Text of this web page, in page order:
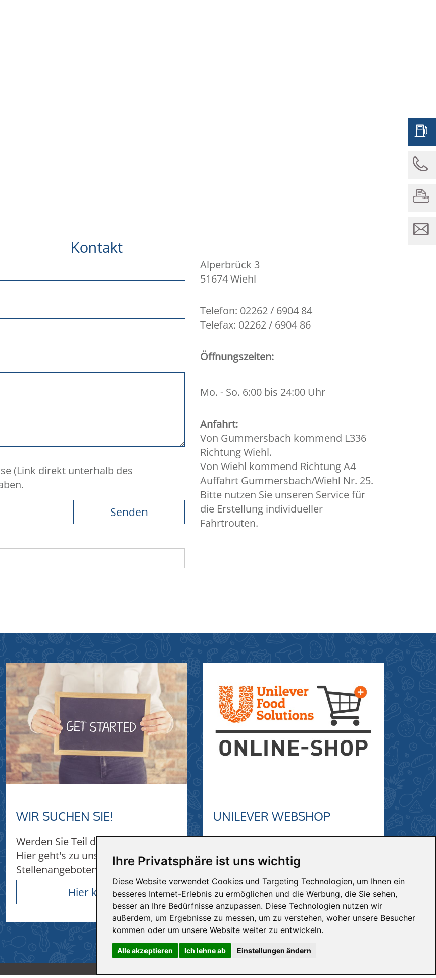
Ihre Privatsphäre ist uns wichtig
Diese Website verwendet Cookies und Targeting Technologien, um Ihnen ein
besseres Internet-Erlebnis zu ermöglichen und die Werbung, die Sie sehen,
besser an Ihre Bedürfnisse anzupassen. Diese Technologien nutzen wir
außerdem, um Ergebnisse zu messen, um zu verstehen, woher unsere Besucher
kommen oder um unsere Website weiter zu entwickeln.
Alle akzeptieren Ich lehne ab Einstellungen ändern
Kontakt
(Link direkt unterhalb des
Alperbrück 3
51674 Wiehl
Telefon: 02262 / 6904 84
Telefax: 02262 / 6904 86
Öffnungszeiten:
Mo. - So. 6:00 bis 24:00 Uhr
Anfahrt:
Von Gummersbach kommend L336
Richtung Wiehl.
Von Wiehl kommend Richtung A4
Auffahrt Gummersbach/Wiehl Nr. 25.
Bitte nutzen Sie unseren Service für
die Erstellung individueller
Fahrtrouten.
WIR SUCHEN SIE!
Werden Sie Teil des Teams!
Hier geht's zu unseren
Stellenangeboten...
Hier klicken
UNILEVER WEBSHOP
Hier geht's direkt zum Webshop
von Unilever...
Hier klicken